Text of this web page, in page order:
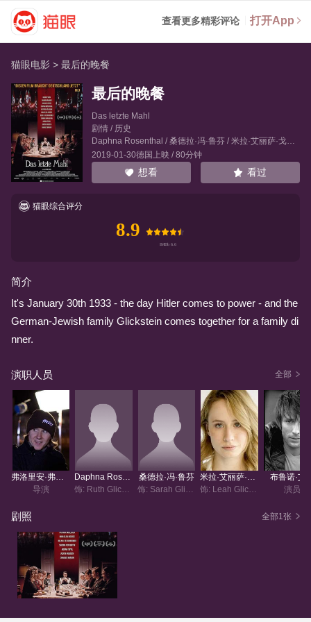
查看更多精彩评论 打开App
猫眼电影 >最后的晚餐
最后的晚餐
Das letzte Mahl
剧情 / 历史
Daphna Rosenthal /桑德拉·冯·鲁芬/米拉·艾丽萨·戈雷斯
2019-01-30德国上映 / 80分钟
想看 看过
猫眼综合评分
8.9
简介
It's January 30th 1933 - the day Hitler comes to power - and the
German-Jewish family Glickstein comes together for a family di
nner.
演职人员 全部
导演
桑德拉·冯·鲁芬
布鲁诺·艾
演员
剧照 全部1张